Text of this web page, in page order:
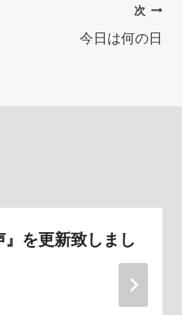
次
今日は何の日
を更新致しまし